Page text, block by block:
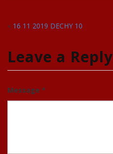
« 16 11 2019 DECHY 10
Leave a Reply
Message *